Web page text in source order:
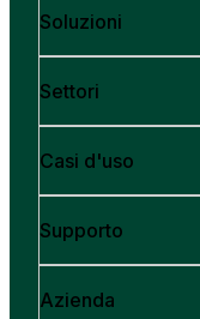
Soluzioni
Settori
Casi d'uso
Supporto
Azienda